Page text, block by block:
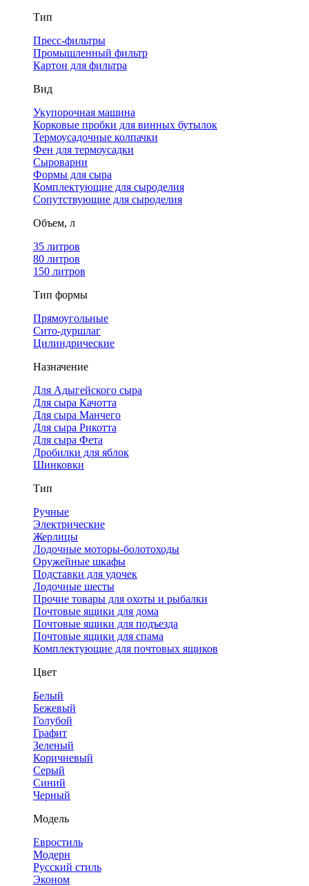
Тип
Пресс-фильтры
Промышленный фильтр
Картон для фильтра
Вид
Укупорочная машина
Корковые пробки для винных бутылок
Термоусадочные колпачки
Фен для термоусадки
Сыроварни
Формы для сыра
Комплектующие для сыроделия
Сопутствующие для сыроделия
Объем, л
35 литров
80 литров
150 литров
Тип формы
Прямоугольные
Сито-дуршлаг
Цилиндрические
Назначение
Для Адыгейского сыра
Для сыра Качотта
Для сыра Манчего
Для сыра Рикотта
Для сыра Фета
Дробилки для яблок
Шинковки
Тип
Ручные
Электрические
Жерлицы
Лодочные моторы-болотоходы
Оружейные шкафы
Подставки для удочек
Лодочные шесты
Прочие товары для охоты и рыбалки
Почтовые ящики для дома
Почтовые ящики для подъезда
Почтовые ящики для спама
Комплектующие для почтовых ящиков
Цвет
Белый
Бежевый
Голубой
Графит
Зеленый
Коричневый
Серый
Синий
Черный
Модель
Евростиль
Модерн
Русский стиль
Эконом